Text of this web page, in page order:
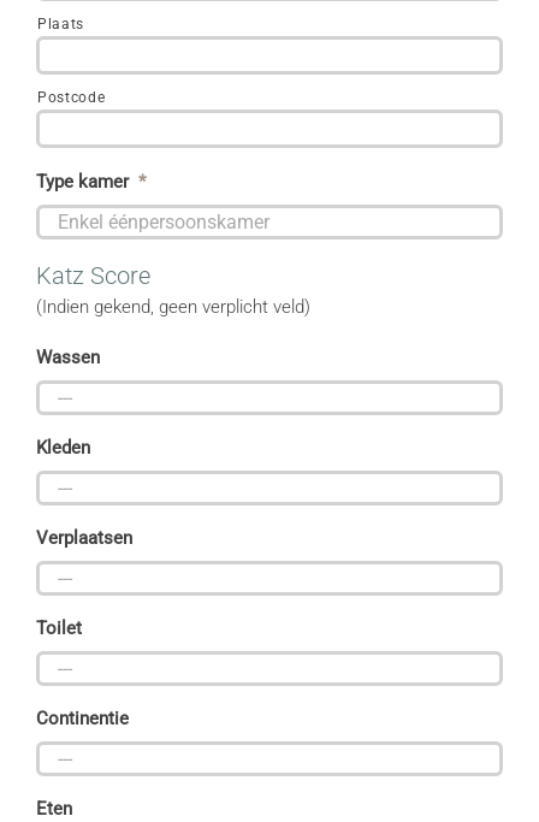
Plaats
Postcode
Type kamer *
Katz Score
(Indien gekend, geen verplicht veld)
Wassen
Kleden
Verplaatsen
Toilet
Continentie
Eten